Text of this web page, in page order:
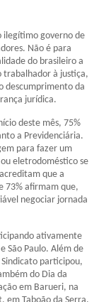
ilegítimo governo de
Não é para
do brasileiro a
trabalhador à justiça,
descumprimento da
jurídica.
deste mês, 75%
a Previdenciária.
para fazer um
eletrodoméstico se
que a
73% afirmam que,
negociar jornada
ativamente
São Paulo. Além de
participou,
do Dia da
em Barueri, na